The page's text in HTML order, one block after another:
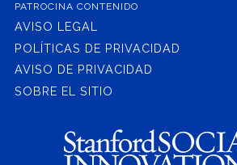
PATROCINA CONTENIDO
AVISO LEGAL
POLÍTICAS DE PRIVACIDAD
AVISO DE PRIVACIDAD
SOBRE EL SITIO